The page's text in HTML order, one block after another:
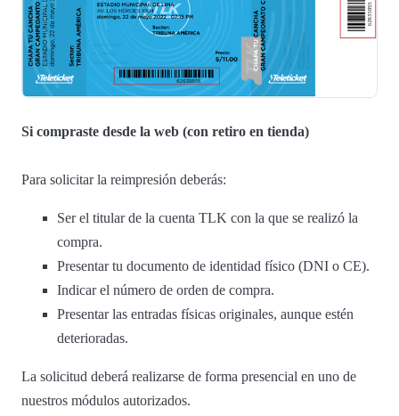
Si compraste desde la web (con retiro en tienda)
Para solicitar la reimpresión deberás:
Ser el titular de la cuenta TLK con la que se realizó la
compra.
Presentar tu documento de identidad físico (DNI o CE).
Indicar el número de orden de compra.
Presentar las entradas físicas originales, aunque estén
deterioradas.
La solicitud deberá realizarse de forma presencial en uno de
nuestros módulos autorizados.